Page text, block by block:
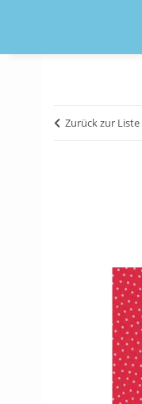
Zurück zur Liste